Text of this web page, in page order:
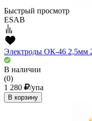
Быстрый просмотр
ESAB
Электроды ОК-46 2,5мм
В наличии
(0)
1 280
/упа
В корзину